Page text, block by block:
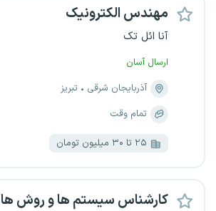
مهندس الکترونیک
آنا ائل تک
ارسال آسان
آذربایجان شرقی
تبریز
تمام وقت
۲۵ تا ۳۰ میلیون تومان
کارشناس سیستم ها و روش ها